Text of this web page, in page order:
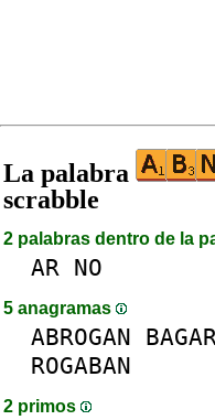
La palabra
scrabble
2 palabras dentro de la
AR NO
5 anagramas
ABROGAN
ROGABAN
2 primos